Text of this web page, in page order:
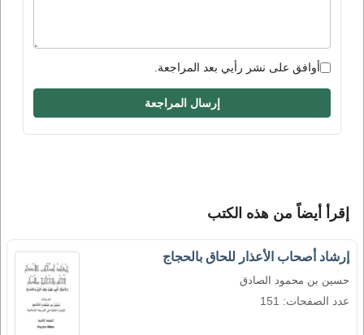
أوافق على نشر رأيي بعد المراجعة.
إرسال المراجعة
إقرأ أيضاً من هذه الكتب
إرشاد أصحاب الأعذار للحاق بالحجاج
حسين بن محمود الصادق
عدد الصفحات: 151